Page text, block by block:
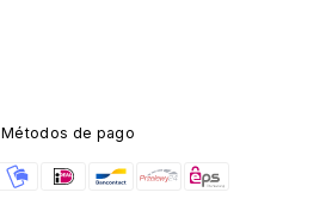
Métodos de pago